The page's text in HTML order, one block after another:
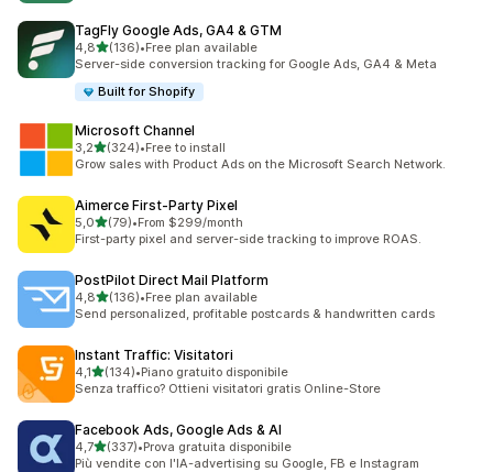
TagFly Google Ads, GA4 & GTM
4,8stelle su 5
(136)
136 recensioni totali
•Free plan available
Server-side conversion tracking for Google Ads, GA4 & Meta
Built for Shopify
Microsoft Channel
3,2stelle su 5
(324)
324 recensioni totali
•Free to install
Grow sales with Product Ads on the Microsoft Search Network.
Aimerce First‑Party Pixel
5,0stelle su 5
(79)
79 recensioni totali
•From $299/month
First-party pixel and server-side tracking to improve ROAS.
PostPilot Direct Mail Platform
4,8stelle su 5
(136)
136 recensioni totali
•Free plan available
Send personalized, profitable postcards & handwritten cards
Instant Traffic: Visitatori
4,1stelle su 5
(134)
134 recensioni totali
•Piano gratuito disponibile
Senza traffico? Ottieni visitatori gratis Online-Store
Facebook Ads, Google Ads & AI
4,7stelle su 5
(337)
337 recensioni totali
•Prova gratuita disponibile
Più vendite con l'IA-advertising su Google, FB e Instagram